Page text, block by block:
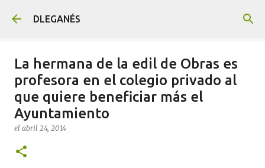
DLEGANÉS
La hermana de la edil de Obras es
profesora en el colegio privado al
que quiere beneficiar más el
Ayuntamiento
el abril 24, 2014